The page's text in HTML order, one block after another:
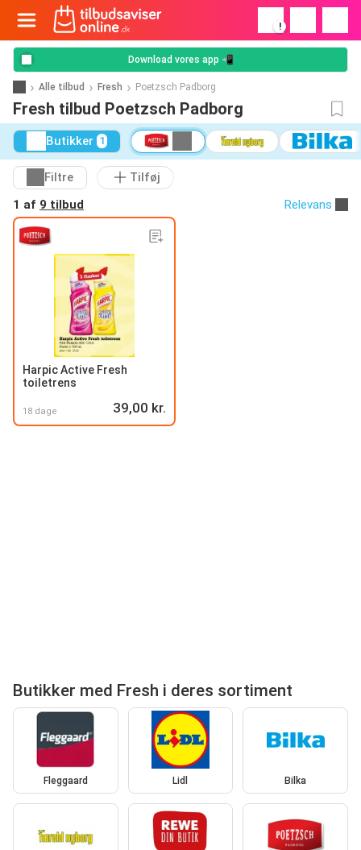
!
Download vores app 📲
Alle tilbud Fresh Poetzsch Padborg
Fresh tilbud Poetzsch Padborg
Butikker 1
Filtre
Tilføj
1 af 9 tilbud Relevans
Harpic Active Fresh
toiletrens
18 dage 39,00 kr.
Butikker med Fresh i deres sortiment
Fleggaard Lidl Bilka